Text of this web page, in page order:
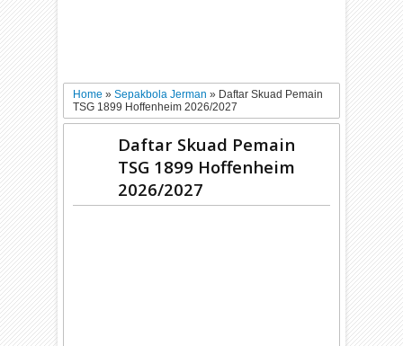
Home»Sepakbola Jerman» Daftar Skuad Pemain
TSG 1899 Hoffenheim 2026/2027
Daftar Skuad Pemain
TSG 1899 Hoffenheim
2026/2027